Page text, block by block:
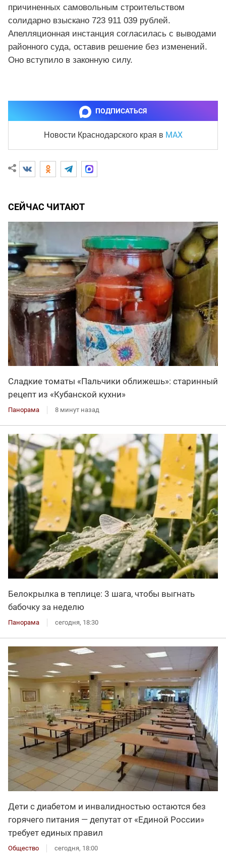
причиненных самовольным строительством
солидарно взыскано 723 911 039 рублей.
Апелляционная инстанция согласилась с выводами
районного суда, оставив решение без изменений.
Оно вступило в законную силу.
ПОДПИСАТЬСЯ
Новости Краснодарского края в MAX
СЕЙЧАС ЧИТАЮТ
Сладкие томаты «Пальчики оближешь»: старинный
рецепт из «Кубанской кухни»
Панорама 8 минут назад
Белокрылка в теплице: 3 шага, чтобы выгнать
бабочку за неделю
Панорама сегодня, 18:30
Дети с диабетом и инвалидностью остаются без
горячего питания — депутат от «Единой России»
требует единых правил
Общество сегодня, 18:00